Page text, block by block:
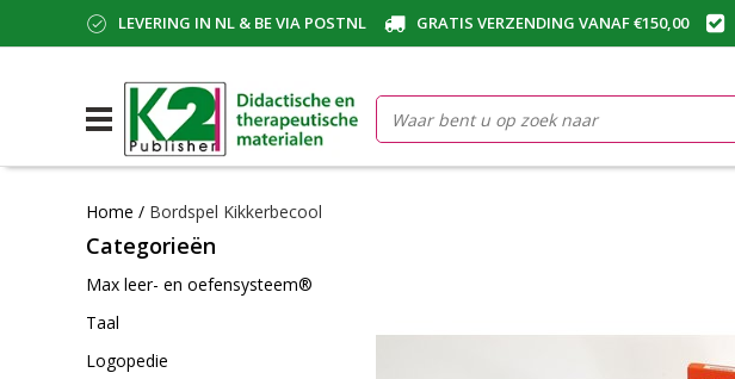
LEVERING IN NL & BE VIA POSTNL GRATIS VERZENDING VANAF €150,00
Home / Bordspel Kikkerbecool
Categorieën
Max leer- en oefensysteem®
Taal
Logopedie